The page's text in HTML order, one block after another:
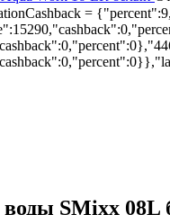
=
воды SMixx 08L